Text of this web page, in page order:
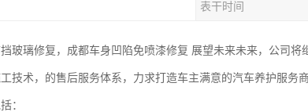
表干时间
玻璃修复，成都车身凹陷免喷漆修复 展望未来未来，公司将
技术，的售后服务体系，力求打造车主满意的汽车养护服务
：